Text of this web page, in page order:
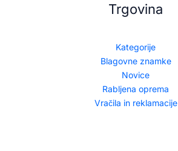
Trgovina
Kategorije
Blagovne znamke
Novice
Rabljena oprema
Vračila in reklamacije